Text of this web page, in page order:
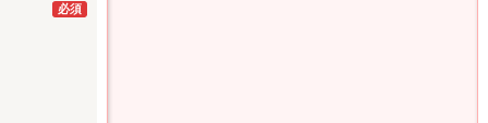
必須